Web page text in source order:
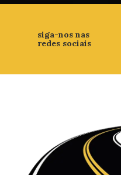
siga-nos nas
redes sociais